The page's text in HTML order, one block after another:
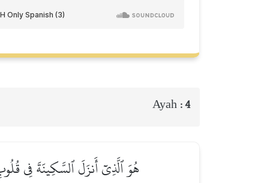
Ayah :4
هُوَ ٱلَّذِيٓ أَنزَلَ ٱلسَّكِينَةَ فِي